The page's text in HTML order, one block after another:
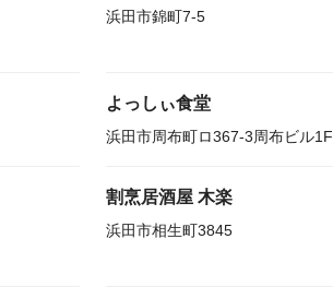
浜田市錦町7-5
よっしぃ食堂
浜田市周布町ロ367-3周布ビル1F
割烹居酒屋 木楽
浜田市相生町3845